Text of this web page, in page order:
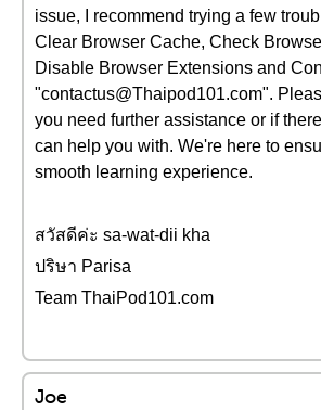
issue, I recommend trying a few
Clear Browser Cache, Check
Disable Browser Extensions and
"contactus@Thaipod101.com".
you need further assistance or if
can help you with. We're here to
smooth learning experience.
สวัสดีค่ะ sa-wat-dii kha
ปริษา Parisa
Team ThaiPod101.com
Joe